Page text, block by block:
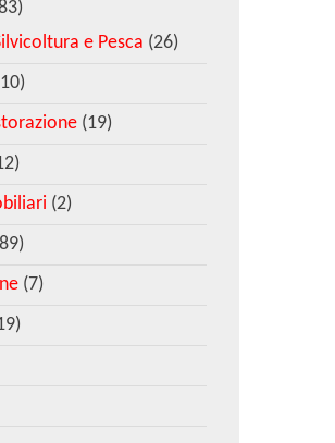
e Pesca (26)
(19)
(2)
(7)